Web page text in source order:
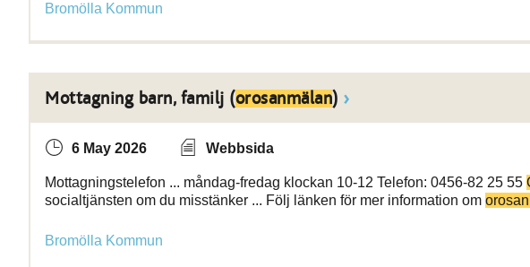
Bromölla Kommun
Mottagning barn, familj (orosanmälan)
6 May 2026 Webbsida
Mottagningstelefon ... måndag-fredag klockan 10-12 Telefon: 0456-82 25 55
socialtjänsten om du misstänker ... Följ länken för mer information om
Bromölla Kommun